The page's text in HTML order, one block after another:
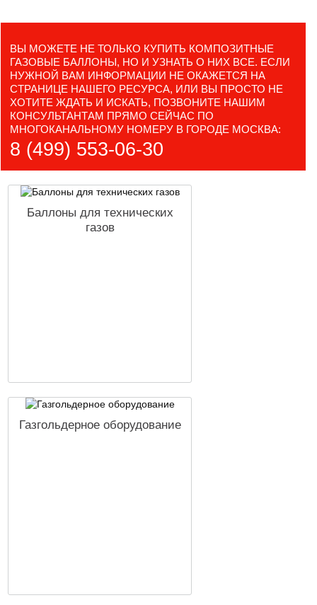
ВЫ МОЖЕТЕ НЕ ТОЛЬКО КУПИТЬ КОМПОЗИТНЫЕ
ГАЗОВЫЕ БАЛЛОНЫ, НО И УЗНАТЬ О НИХ ВСЕ. ЕСЛИ
НУЖНОЙ ВАМ ИНФОРМАЦИИ НЕ ОКАЖЕТСЯ НА
СТРАНИЦЕ НАШЕГО РЕСУРСА, ИЛИ ВЫ ПРОСТО НЕ
ХОТИТЕ ЖДАТЬ И ИСКАТЬ, ПОЗВОНИТЕ НАШИМ
КОНСУЛЬТАНТАМ ПРЯМО СЕЙЧАС ПО
МНОГОКАНАЛЬНОМУ НОМЕРУ В ГОРОДЕ МОСКВА:
8 (499) 553-06-30
Баллоны для технических
газов
Газгольдерное оборудование